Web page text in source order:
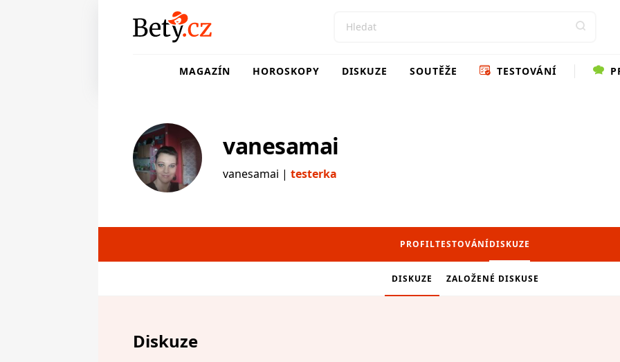
MAGAZÍN HOROSKOPY DISKUZE SOUTĚŽE TESTOVÁNÍ
vanesamai
vanesamai | testerka
PROFILTESTOVÁNÍDISKUZE
DISKUZE ZALOŽENÉ DISKUSE
Diskuze